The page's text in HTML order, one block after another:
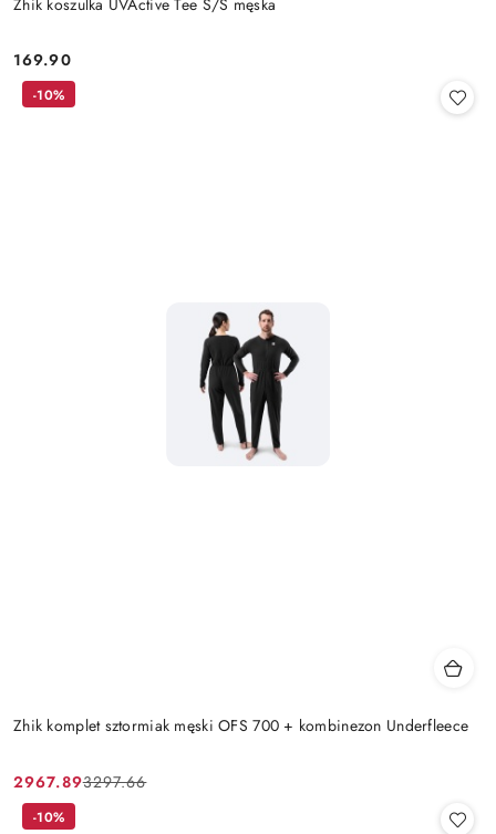
Cena:
169.90
Zhik komplet sztormiak męski OFS 700 + kombinezon Underfleece
Cena
promocyjna:
2967.89
Cena
przed
3297.66
-10%
-10%